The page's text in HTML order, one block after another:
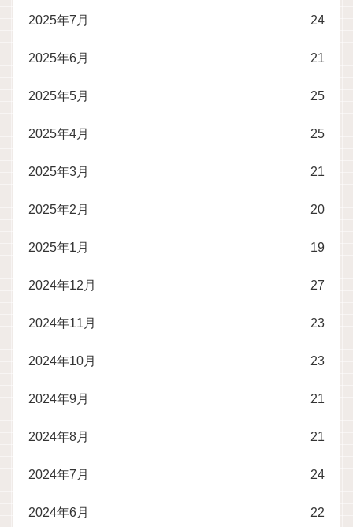
2025年7月 24
2025年6月 21
2025年5月 25
2025年4月 25
2025年3月 21
2025年2月 20
2025年1月 19
2024年12月 27
2024年11月 23
2024年10月 23
2024年9月 21
2024年8月 21
2024年7月 24
2024年6月 22